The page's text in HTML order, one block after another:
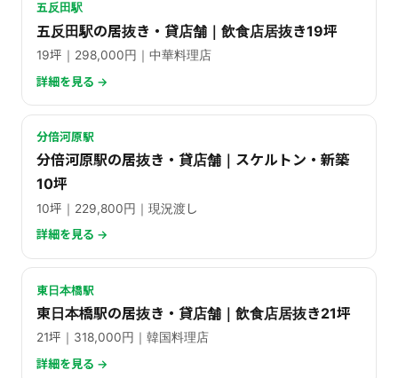
五反田駅
五反田駅の居抜き・貸店舗｜飲食店居抜き19坪
19坪｜298,000円｜中華料理店
詳細を見る →
分倍河原駅
分倍河原駅の居抜き・貸店舗｜スケルトン・新築
10坪
10坪｜229,800円｜現況渡し
詳細を見る →
東日本橋駅
東日本橋駅の居抜き・貸店舗｜飲食店居抜き21坪
21坪｜318,000円｜韓国料理店
詳細を見る →